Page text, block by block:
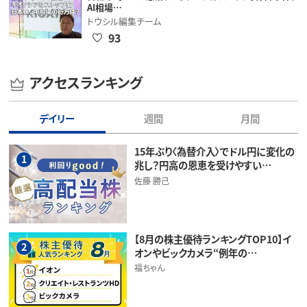
AI相場…
トウシル編集チーム
93
アクセスランキング
デイリー 週間 月間
1
15年ぶり〈為替介入〉でドル円に変化の
兆し？円高の恩恵を受けやすい…
佐藤 勝己
2
【8月の株主優待ランキングTOP10】イ
オンやビックカメラ“例年の…
福ちゃん